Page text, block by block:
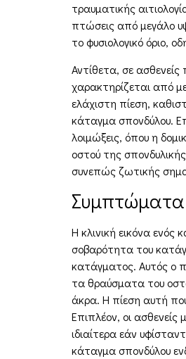
τραυματικής
πτώσεις από μεγάλο
το φυσιολογικό όριο,
Αντίθετα, σε
χαρακτηρίζεται από
ελάχιστη πίεση,
κάταγμα σπονδύλου.
λοιμώξεις, όπου η
οστού της
συνεπώς ζωτικής
Συμπτώματα
Η κλινική εικόνα
σοβαρότητα του
κατάγματος. Αυτός ο
τα θραύσματα του
άκρα. Η πίεση αυτή
Επιπλέον, οι
ιδιαίτερα εάν
κάταγμα σπονδύλου